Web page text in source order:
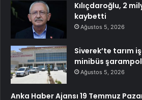
Kılıçdaroğlu, 2
kaybetti
Ağustos 5, 2026
Siverek’te tarım
minibüs
Ağustos 5, 2026
Anka Haber Ajansı 19 Temmuz